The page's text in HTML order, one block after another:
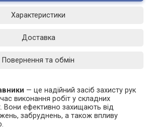
Характеристики
Доставка
Повернення та обмін
— це надійний засіб захисту рук
виконання робіт у складних
Вони ефективно захищають від
забруднень, а також впливу